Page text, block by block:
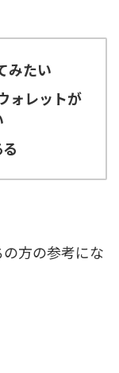
みたい
ォレットが
方の参考にな